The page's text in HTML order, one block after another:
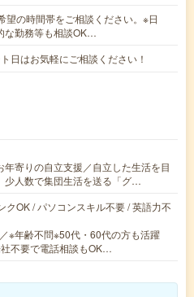
望の時間帯をご相談ください。※日
な勤務等も相談OK…
日はお気軽にご相談ください！
年寄りの自立支援／自立した生活を目
少人数で集団生活を送る「グ…
クOK / パソコンスキル不要 / 英語力不
※年齢不問※50代・60代の方も活躍
不要で電話相談もOK…